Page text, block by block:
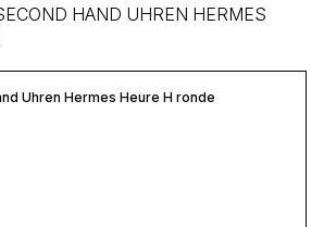
HAND UHREN HERMES
Uhren Hermes Heure H ronde